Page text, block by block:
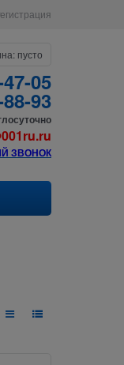
пусто
05
93
ЗВОНОК